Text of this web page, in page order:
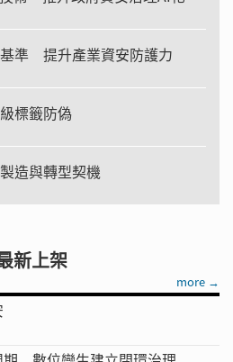
準 提升產業資安防護力
標籤防偽
造與轉型契機
新上架
more →